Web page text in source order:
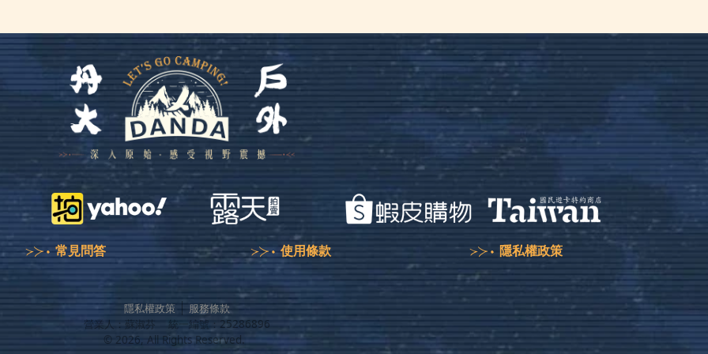
常見問答 使用條款 隱私權政策
隱私權政策
服務條款
營業人： 蘇淑芬 統一編號： 25286896
© 2026, All Rights Reserved.